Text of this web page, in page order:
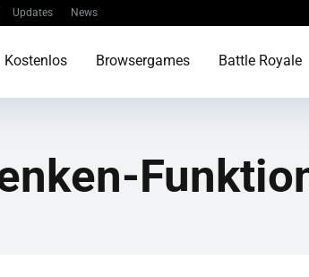
Updates News
Kostenlos Browsergames Battle Royale